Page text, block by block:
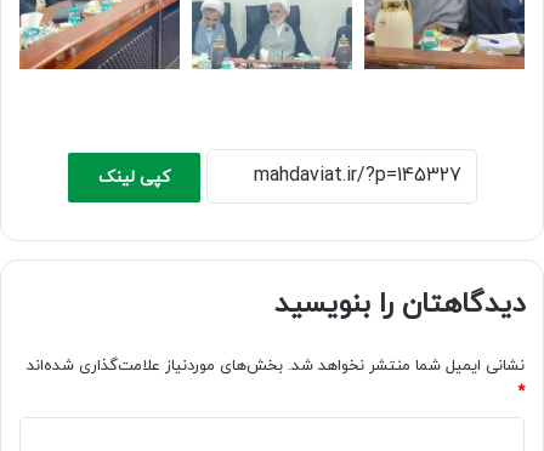
کپی لینک
دیدگاهتان را بنویسید
نشانی ایمیل شما منتشر نخواهد شد. بخش‌های موردنیاز علامت‌گذاری شده‌اند
*